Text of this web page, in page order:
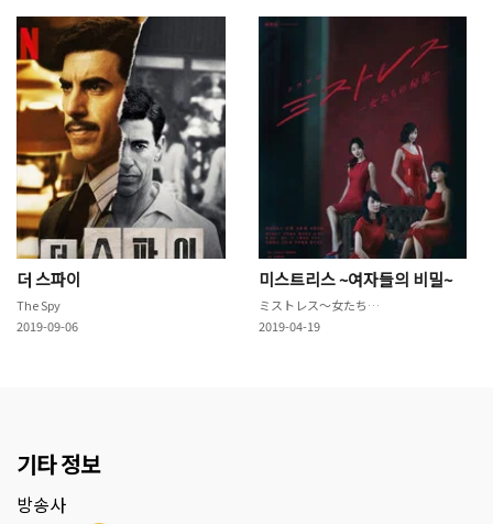
더 스파이
The Spy
2019-09-06
미스트리스 ~여자들의 비밀~
ミストレス～女たちの秘密～
2019-04-19
기타 정보
방송사